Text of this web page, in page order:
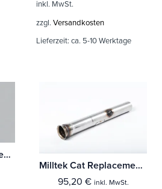
inkl. MwSt.
zzgl. Versandkosten
Lieferzeit: ca. 5-10 Werktage
Milltek Cat Replacement Pipe Renault Clio 200 (inc. Cup)
Milltek Cat Replacement Pipe Renault Clio 197 2.0 16v
95,20 € inkl. MwSt.